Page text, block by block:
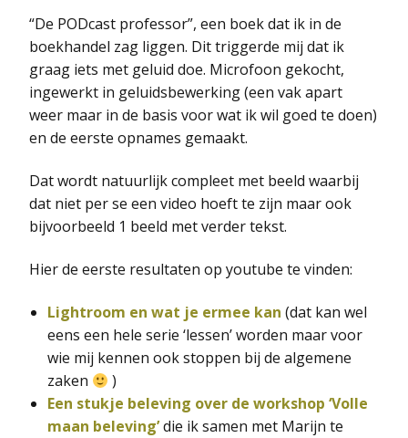
“De PODcast professor”, een boek dat ik in de
boekhandel zag liggen. Dit triggerde mij dat ik
graag iets met geluid doe. Microfoon gekocht,
ingewerkt in geluidsbewerking (een vak apart
weer maar in de basis voor wat ik wil goed te doen)
en de eerste opnames gemaakt.
Dat wordt natuurlijk compleet met beeld waarbij
dat niet per se een video hoeft te zijn maar ook
bijvoorbeeld 1 beeld met verder tekst.
Hier de eerste resultaten op youtube te vinden:
Lightroom en wat je ermee kan (dat kan wel
eens een hele serie ‘lessen’ worden maar voor
wie mij kennen ook stoppen bij de algemene
zaken
)
Een stukje beleving over de workshop ‘Volle
maan beleving’die ik samen met Marijn te